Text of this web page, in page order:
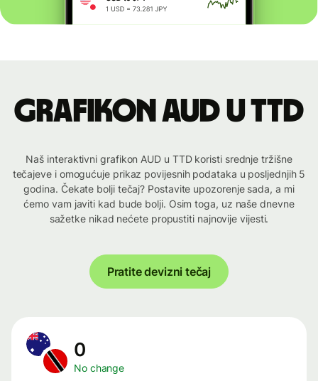
Grafikon AUD u TTD
Naš interaktivni grafikon AUD u TTD koristi srednje tržišne
tečajeve i omogućuje prikaz povijesnih podataka u posljednjih 5
godina. Čekate bolji tečaj? Postavite upozorenje sada, a mi
ćemo vam javiti kad bude bolji. Osim toga, uz naše dnevne
sažetke nikad nećete propustiti najnovije vijesti.
Pratite devizni tečaj
0
No change